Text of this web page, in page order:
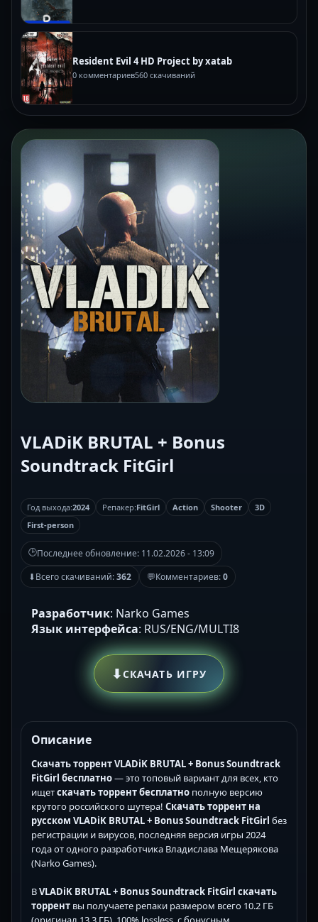
Resident Evil 4 HD Project by xatab
0 комментариев560 скачиваний
VLADiK BRUTAL + Bonus
Soundtrack FitGirl
Год выхода:2024 Репакер:FitGirl Action Shooter
3D
First-person
🕒Последнее обновление: 11.02.2026 - 13:09
⬇Всего скачиваний:362 💬Комментариев:0
Разработчик: Narko Games
Язык интерфейса: RUS/ENG/MULTI8
⬇СКАЧАТЬ ИГРУ
Описание
Скачать торрент VLADiK BRUTAL + Bonus Soundtrack
FitGirl бесплатно— это топовый вариант для всех, кто
ищетскачать торрент бесплатно полную версию
крутого российского шутера! Скачать торрент на
русском VLADiK BRUTAL + Bonus Soundtrack FitGirl без
регистрации и вирусов, последняя версия игры 2024
года от одного разработчика Владислава Мещерякова
(Narko Games).
ВVLADiK BRUTAL + Bonus Soundtrack FitGirl скачать
торрент вы получаете репаки размером всего 10.2 ГБ